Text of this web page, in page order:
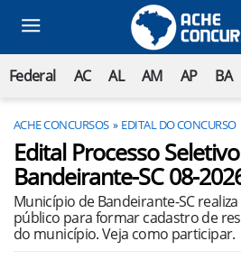
Federal AC AL AM AP BA
ACHE CONCURSOS EDITAL DO CONCURSO
Edital Processo
Bandeirante-SC 08-
Município de Bandeirante-SC
público para formar cadastro de
do município. Veja como participar.